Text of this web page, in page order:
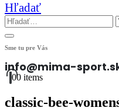
Hľadať
Sme tu pre Vás
info@mima-
00 items
classic-bee-